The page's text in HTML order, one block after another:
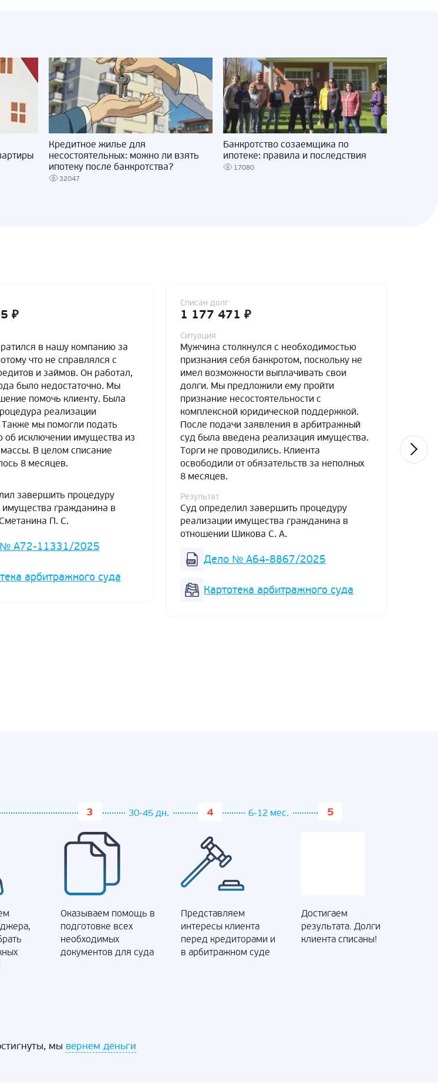
Кредитное жилье для
несостоятельных: можно ли взять
ипотеку после банкротства?
32047
Банкротство созаемщика по
ипотеке: правила и последствия
17080
₽
в нашу компанию за
что не справлялся с
и займов. Он работал,
было недостаточно. Мы
помочь клиенту. Была
реализации
мы помогли подать
об исключении имущества из
В целом списание
8 месяцев.
завершить процедуру
имущества гражданина в
П. С.
А72-11331/2025
арбитражного суда
Списан долг
1 177 471 ₽
Ситуация
Мужчина столкнулся с необходимостью
признания себя банкротом, поскольку не
имел возможности выплачивать свои
долги. Мы предложили ему пройти
признание несостоятельности с
комплексной юридической поддержкой.
После подачи заявления в арбитражный
суд была введена реализация имущества.
Торги не проводились. Клиента
освободили от обязательств за неполных
8 месяцев.
Результат
Суд определил завершить процедуру
реализации имущества гражданина в
отношении Шикова С. А.
Дело № А64-8867/2025
Картотека арбитражного суда
5-
30-45 дн.
Оказываем помощь в
подготовке всех
необходимых
документов для суда
6-12 мес.
Представляем
интересы клиента
перед кредиторами и
в арбитражном суде
Достигаем
результата. Долги
клиента списаны!
мы вернем деньги